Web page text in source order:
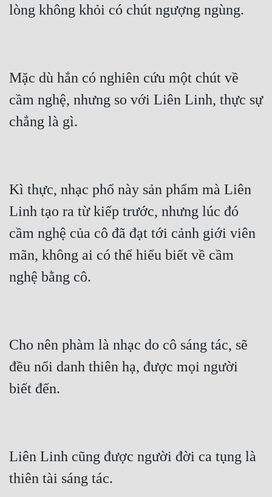
lòng không khỏi có chút ngượng ngùng.
Mặc dù hắn có nghiên cứu một chút về
cầm nghệ, nhưng so với Liên Linh, thực sự
chẳng là gì.
Kì thực, nhạc phổ này sản phẩm mà Liên
Linh tạo ra từ kiếp trước, nhưng lúc đó
cầm nghệ của cô đã đạt tới cảnh giới viên
mãn, không ai có thể hiểu biết về cầm
nghệ bằng cô.
Cho nên phàm là nhạc do cô sáng tác, sẽ
đều nổi danh thiên hạ, được mọi người
biết đến.
Liên Linh cũng được người đời ca tụng là
thiên tài sáng tác.